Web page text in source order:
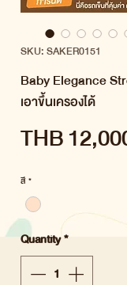
SKU: SAKER0151
Baby Elegance
เอาขึ้นเครองได้
THB
สี *
Quantity*